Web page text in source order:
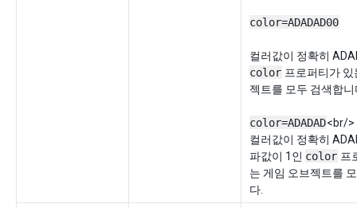
color=ADADAD00
컬러값이 정확히
color 프로퍼티가
젝트를 모두 검색합니
color=ADADAD<br/>
컬러값이 정확히
파값이 1인 color 프
는 게임 오브젝트를
다.